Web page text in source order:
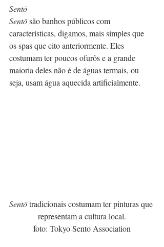
Sentō
Sentō são banhos públicos com
características, digamos, mais simples que
os spas que cito anteriormente. Eles
costumam ter poucos ofurôs e a grande
maioria deles não é de águas termais, ou
seja, usam água aquecida artificialmente.
Sentō tradicionais costumam ter pinturas que
representam a cultura local.
foto: Tokyo Sento Association